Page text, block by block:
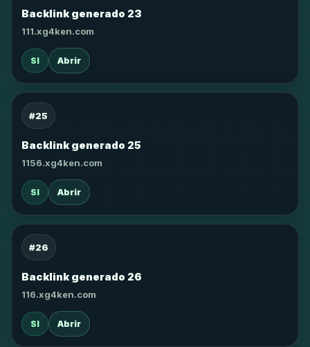
Backlink generado 23
111.xg4ken.com
SI Abrir
#25
Backlink generado 25
1156.xg4ken.com
SI Abrir
#26
Backlink generado 26
116.xg4ken.com
SI Abrir